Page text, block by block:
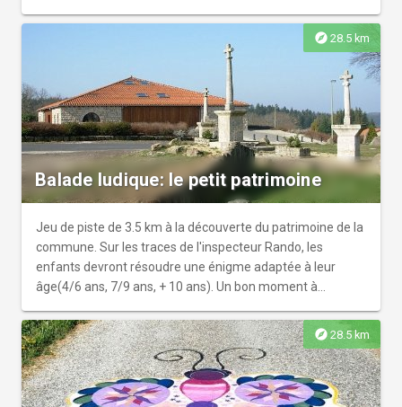
explore 28.5 km
Balade ludique: le petit patrimoine
Jeu de piste de 3.5 km à la découverte du patrimoine de la
commune. Sur les traces de l'inspecteur Rando, les
enfants devront résoudre une énigme adaptée à leur
âge(4/6 ans, 7/9 ans, + 10 ans). Un bon moment à
explore 28.5 km